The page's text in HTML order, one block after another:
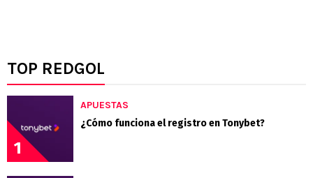
TOP REDGOL
1
APUESTAS
¿Cómo funciona el registro en Tonybet?